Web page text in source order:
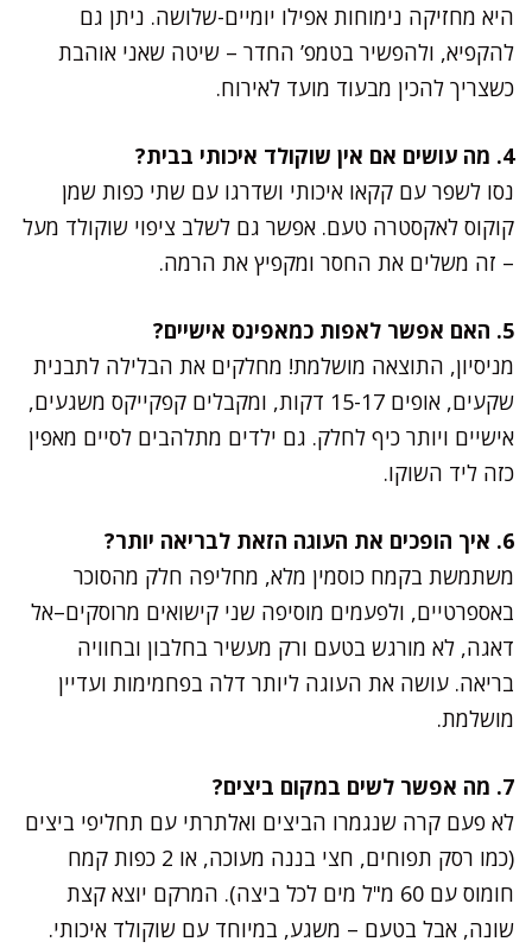
היא מחזיקה נימוחות אפילו יומיים-שלושה. ניתן גם
להקפיא, ולהפשיר בטמפ’ החדר – שיטה שאני אוהבת
כשצריך להכין מבעוד מועד לאירוח.
4. מה עושים אם אין שוקולד איכותי בבית?
נסו לשפר עם קקאו איכותי ושדרגו עם שתי כפות שמן
קוקוס לאקסטרה טעם. אפשר גם לשלב ציפוי שוקולד מעל
– זה משלים את החסר ומקפיץ את הרמה.
5. האם אפשר לאפות כמאפינס אישיים?
מניסיון, התוצאה מושלמת! מחלקים את הבלילה לתבנית
שקעים, אופים 15-17 דקות, ומקבלים קפקייקס משגעים,
אישיים ויותר כיף לחלק. גם ילדים מתלהבים לסיים מאפין
כזה ליד השוקו.
6. איך הופכים את העוגה הזאת לבריאה יותר?
משתמשת בקמח כוסמין מלא, מחליפה חלק מהסוכר
באספרטיים, ולפעמים מוסיפה שני קישואים מרוסקים–אל
דאגה, לא מורגש בטעם ורק מעשיר בחלבון ובחוויה
בריאה. עושה את העוגה ליותר דלה בפחמימות ועדיין
מושלמת.
7. מה אפשר לשים במקום ביצים?
לא פעם קרה שנגמרו הביצים ואלתרתי עם תחליפי ביצים
(כמו רסק תפוחים, חצי בננה מעוכה, או 2 כפות קמח
חומוס עם 60 מ"ל מים לכל ביצה). המרקם יוצא קצת
שונה, אבל בטעם – משגע, במיוחד עם שוקולד איכותי.